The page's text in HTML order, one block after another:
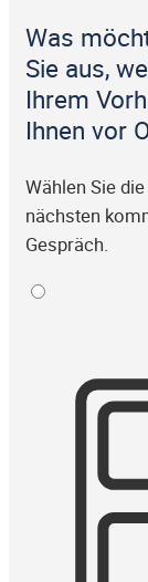
Was
Sie aus,
Ihrem
Ihnen vor
Wählen Sie
nächsten
Gespräch.